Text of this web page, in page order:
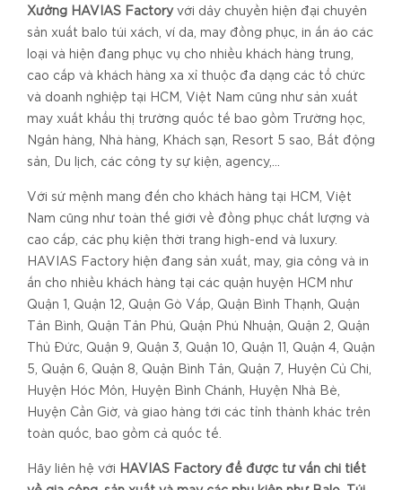
Xưởng HAVIAS Factoryvới dây chuyền hiện đại chuyên
sản xuất balo túi xách, ví da, may đồng phục, in ấn áo các
loại và hiện đang phục vụ cho nhiều khách hàng trung,
cao cấp và khách hàng xa xỉ thuộc đa dạng các tổ chức
và doanh nghiệp tại HCM, Việt Nam cũng như sản xuất
may xuất khẩu thị trường quốc tế bao gồm Trường học,
Ngân hàng, Nhà hàng, Khách sạn, Resort 5 sao, Bất động
sản, Du lịch, các công ty sự kiện, agency,...
Với sứ mệnh mang đến cho khách hàng tại HCM, Việt
Nam cũng như toàn thế giới về đồng phục chất lượng và
cao cấp, các phụ kiện thời trang high-end và luxury.
HAVIAS Factory hiện đang sản xuất, may, gia công và in
ấn cho nhiều khách hàng tại các quận huyện HCM như
Quận 1, Quận 12, Quận Gò Vấp, Quận Bình Thạnh, Quận
Tân Bình, Quận Tân Phú, Quận Phú Nhuận, Quận 2, Quận
Thủ Đức, Quận 9, Quận 3, Quận 10, Quận 11, Quận 4, Quận
5, Quận 6, Quận 8, Quận Bình Tân, Quận 7, Huyện Củ Chi,
Huyện Hóc Môn, Huyện Bình Chánh, Huyện Nhà Bè,
Huyện Cần Giờ, và giao hàng tới các tỉnh thành khác trên
toàn quốc, bao gồm cả quốc tế.
Hãy liên hệ với
HAVIAS Factory để được tư vấn chi tiết